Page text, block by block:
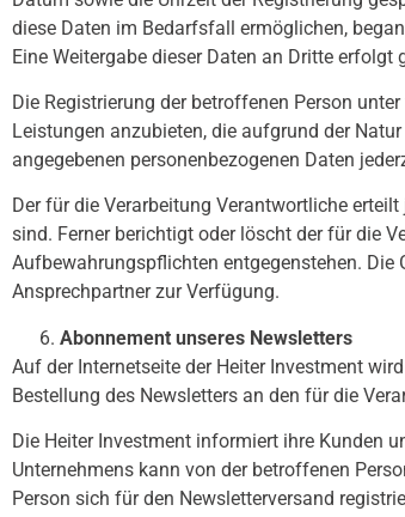
diese Daten im Bedarfsfall ermöglichen,
Eine Weitergabe dieser Daten an Dritte
Die Registrierung der betroffenen Person
Leistungen anzubieten, die aufgrund der
angegebenen personenbezogenen Daten
Der für die Verarbeitung Verantwortliche
sind. Ferner berichtigt oder löscht der für die
Aufbewahrungspflichten entgegenstehen.
Ansprechpartner zur Verfügung.
Abonnement unseres Newsletters
Auf der Internetseite der Heiter Investment
Bestellung des Newsletters an den für die
Die Heiter Investment informiert ihre Kunden
Unternehmens kann von der betroffenen
Person sich für den Newsletterversand